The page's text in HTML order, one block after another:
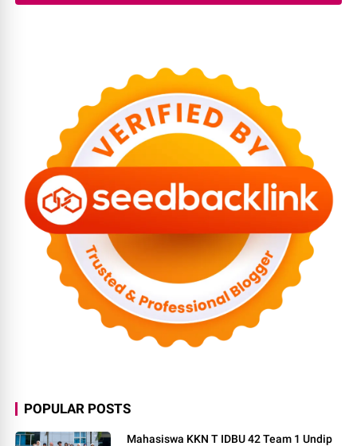
POPULAR POSTS
Mahasiswa KKN T IDBU 42 Team 1 Undip